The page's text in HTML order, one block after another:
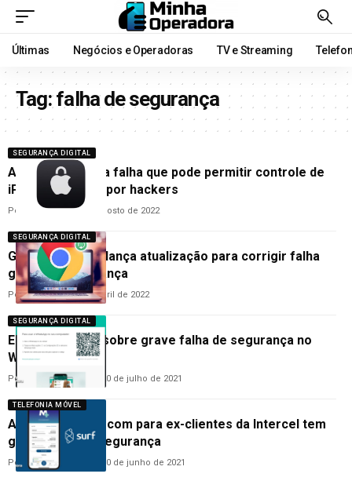
Últimas Negócios e Operadoras TV e Streaming
Tag:falha de segurança
SEGURANÇA DIGITAL
Apple alerta para falha que pode permitir controle de
iPhones e Macs por hackers
Por Cleane Lima19 de agosto de 2022
SEGURANÇA DIGITAL
Google Chrome lança atualização para corrigir falha
grave de segurança
PorCleane Lima16 de abril de 2022
SEGURANÇA DIGITAL
Empresa alerta sobre grave falha de segurança no
WhatsApp Web
PorHemerson Brandão 20 de julho de 2021
TELEFONIA MÓVEL
App da Surf Telecom para ex-clientes da Intercel tem
grave falha de segurança
Por Hemerson Brandão 30 de junho de 2021